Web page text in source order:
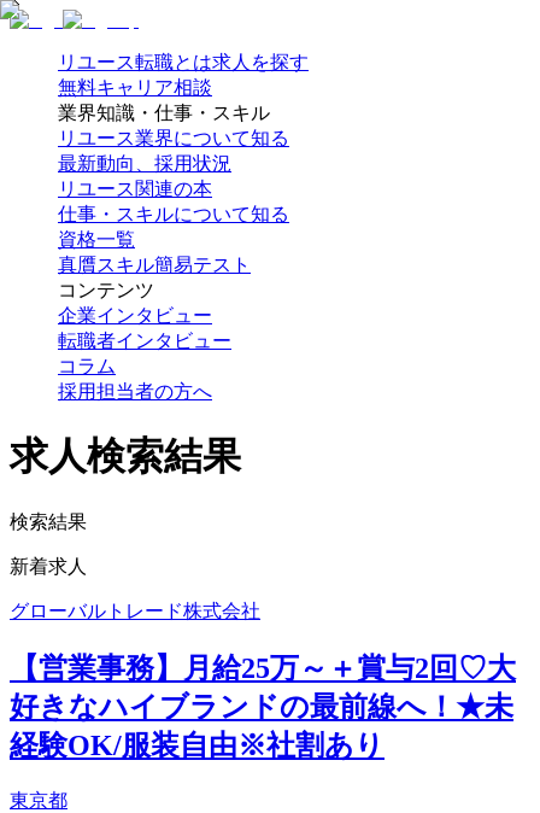
リユース転職とは求人を探す
無料キャリア相談
業界知識・仕事・スキル
リユース業界について知る
最新動向、採用状況
リユース関連の本
仕事・スキルについて知る
資格一覧
真贋スキル簡易テスト
コンテンツ
企業インタビュー
転職者インタビュー
コラム
採用担当者の方へ
求人検索結果
検索結果
新着求人
グローバルトレード株式会社
【営業事務】月給25万～＋賞与2回♡大
好きなハイブランドの最前線へ！★未
経験OK/服装自由※社割あり
東京都